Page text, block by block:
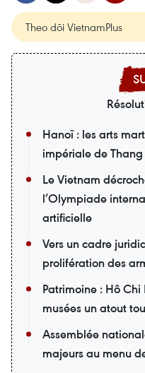
Theo dõi VietnamPlus
Hanoï : les arts
impériale de Thang
Le Vietnam
l’Olympiade
artificielle
Vers un cadre
prolifération des
Patrimoine : Hô
musées un atout
Assemblée
majeurs au menu